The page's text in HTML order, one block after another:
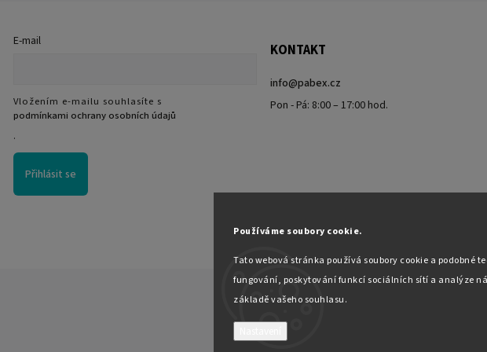
Používáme soubory cookie.
Tato webová stránka používá soubory cookie a podobné
fungování, poskytování funkcí sociálních sítí a analýze
základě vašeho souhlasu.
E-mail
Vložením e-mailu souhlasíte s
podmínkami ochrany osobních údajů
.
Přihlásit se
KONTAKT
info@pabex.cz
Pon - Pá: 8:00 – 17:00 hod.